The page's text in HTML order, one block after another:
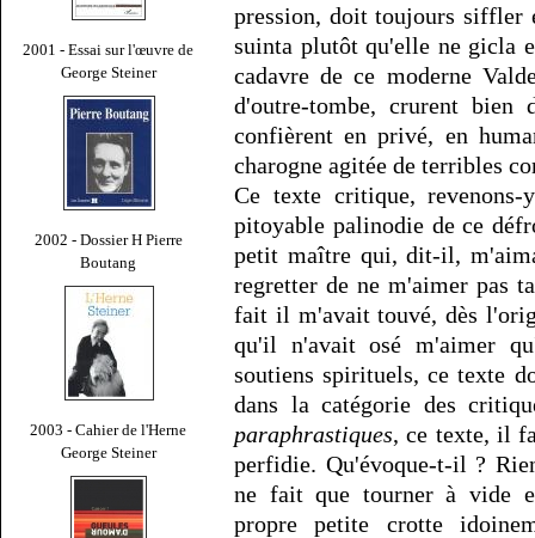
2001 - Essai sur l'œuvre de
George Steiner
2002 - Dossier H Pierre
Boutang
2003 - Cahier de l'Herne
George Steiner
pression, doit toujours siffler
suinta plutôt qu'elle ne gicla
cadavre de ce moderne
d'outre-tombe, crurent
confièrent en privé, en
charogne agitée de terribles
Ce texte critique,
pitoyable palinodie de ce
petit maître qui, dit-il,
regretter de ne m'aimer pas
fait il m'avait touvé, dès
qu'il n'avait osé m'aimer
soutiens spirituels, ce texte
dans la catégorie des
paraphrastiques, ce texte, il
perfidie. Qu'évoque-t-il ?
ne fait que tourner à vide
propre petite crotte